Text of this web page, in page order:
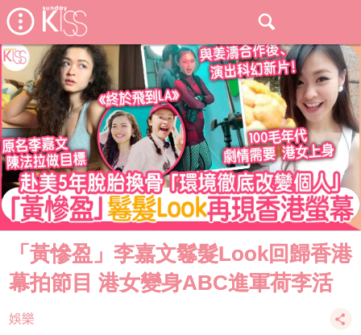
「黃慘盈」李嘉文鬈髮Look回歸香港
幕拍節目 港女變身ABC進軍荷李活
娛樂